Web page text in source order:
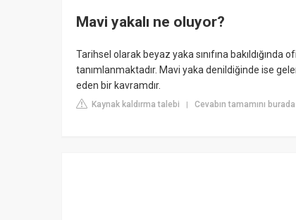
Mavi yakalı ne oluyor?
Tarihsel olarak beyaz yaka sınıfına
tanımlanmaktadır. Mavi yaka denildiğinde ise
eden bir kavramdır.
Kaynak kaldırma talebi | Cevabın tamamını